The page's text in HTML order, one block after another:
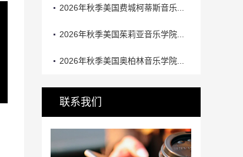
2026年秋季美国费城柯蒂斯音乐...
2026年秋季美国茱莉亚音乐学院...
2026年秋季美国奥柏林音乐学院...
联系我们